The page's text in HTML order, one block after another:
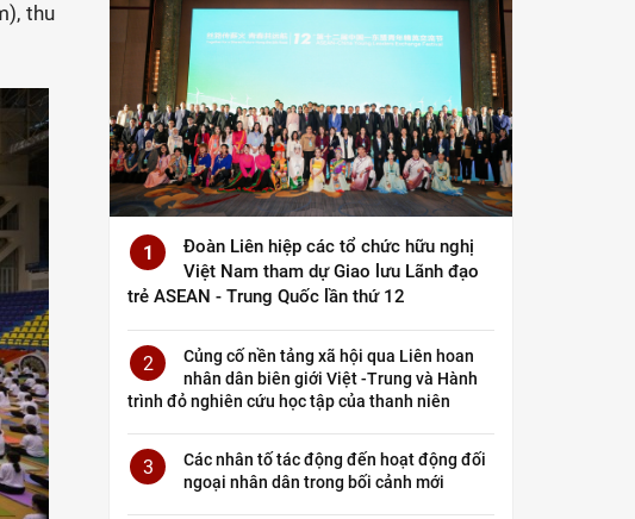
thu
1
Đoàn Liên hiệp các tổ chức hữu nghị
Việt Nam tham dự Giao lưu Lãnh đạo
trẻ ASEAN - Trung Quốc lần thứ 12
2
Củng cố nền tảng xã hội qua Liên hoan
nhân dân biên giới Việt -Trung và Hành
trình đỏ nghiên cứu học tập của thanh niên
3
Các nhân tố tác động đến hoạt động đối
ngoại nhân dân trong bối cảnh mới